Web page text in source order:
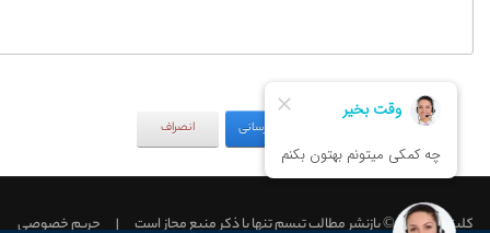
به‌روزرسانی انصراف
کلینیک تبسم © بازنشر مطالب تبسم تنها با ذکر منبع مجاز است | حریم خصوصی